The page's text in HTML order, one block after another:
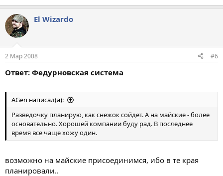
El Wizardo
2 Мар 2008 #6
Ответ: Федурновская система
AGen написал(а):
Разведочку планирую, как снежок сойдет. А на майские - более
основательно. Хорошей компании буду рад. В последнее
время все чаще хожу один.
возможно на майские присоединимся, ибо в те края
планировали..